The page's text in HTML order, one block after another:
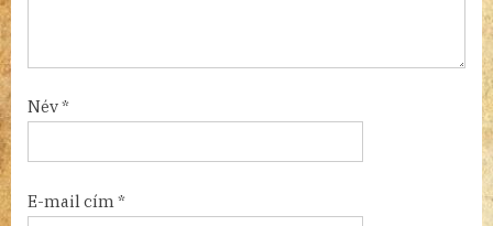
Név*
E-mail cím*